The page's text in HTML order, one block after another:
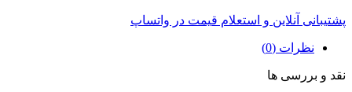
پشتیبانی آنلاین و استعلام قیمت در واتساپ
نظرات (0)
نقد و بررسی ها